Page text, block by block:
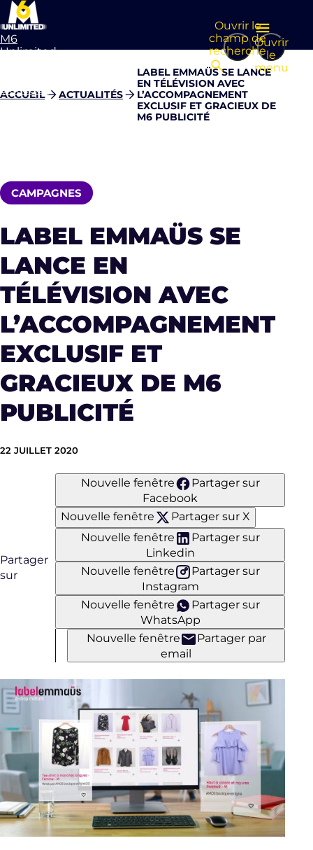
M6
Unlimited
d’accueil
Ouvrir
le
menu
Ouvrir le
champ de
recherche
ACCUEIL ACTUALITÉS
LABEL EMMAÜS SE LANCE
EN TÉLÉVISION AVEC
L’ACCOMPAGNEMENT
EXCLUSIF ET GRACIEUX DE
M6 PUBLICITÉ
CAMPAGNES
LABEL EMMAÜS SE
LANCE EN
TÉLÉVISION AVEC
L’ACCOMPAGNEMENT
EXCLUSIF ET
GRACIEUX DE M6
PUBLICITÉ
22 JUILLET 2020
Partager
sur
Nouvelle fenêtre
Partager sur
Facebook
Nouvelle fenêtre
Partager sur X
Nouvelle fenêtre
Partager sur
Linkedin
Nouvelle fenêtre
Partager sur
Instagram
Nouvelle fenêtre
Partager sur
WhatsApp
Nouvelle fenêtre
Partager par
email